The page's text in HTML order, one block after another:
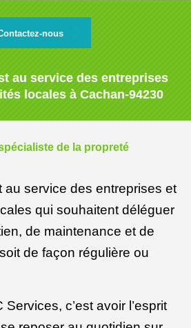
nous
au service des entreprises
locales à Cachan-94230
de la propreté
au service des entreprises et
qui souhaitent déléguer
de maintenance et de
de façon régulière ou
c’est avoir l’esprit